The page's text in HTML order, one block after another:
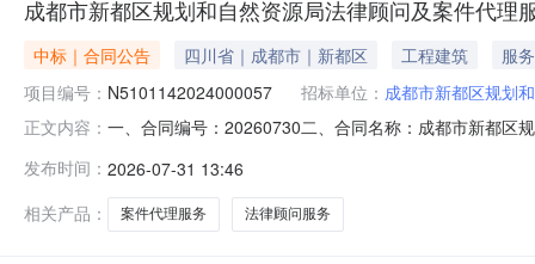
成都市新都区规划和自然资源局法律顾问及案件代理
中标｜合同公告 四川省｜成都市｜新都区 工程建筑
服务
项目编号： N5101142024000057 招标单位： 成都市新都区规划
正文内容： 一、合同编号：20260730二、合同名称：成都市新都区
（乙方）：国浩律师（成都）事务所,北京大成（成都）
发布时间： 2026-07-31 13:46
相关产品：
案件代理服务 法律顾问服务